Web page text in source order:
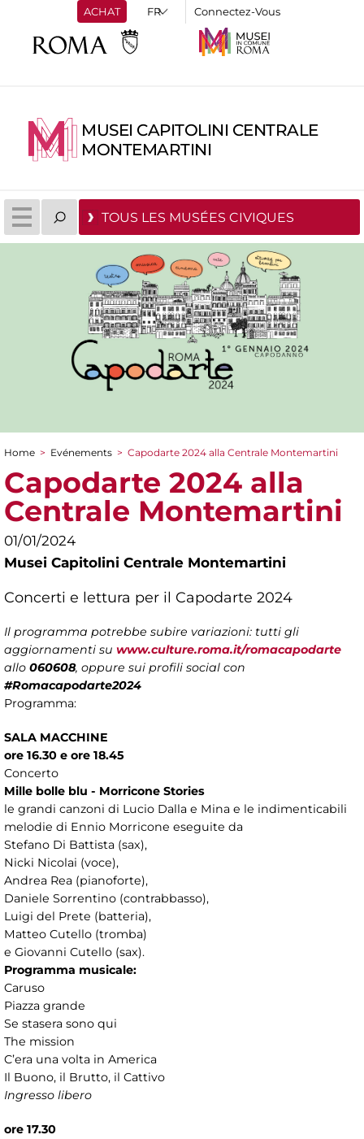
ACHAT Connectez-Vous
MUSEI CAPITOLINI CENTRALE
MONTEMARTINI
TOUS LES MUSÉES CIVIQUES
You are here
Home > Evénements > Capodarte 2024 alla Centrale Montemartini
Capodarte 2024 alla
Centrale Montemartini
01/01/2024
Musei Capitolini Centrale Montemartini
Concerti e lettura per il Capodarte 2024
Il programma potrebbe subire variazioni: tutti gli
aggiornamenti su www.culture.roma.it/romacapodarte
allo 060608, oppure sui profili social con
#Romacapodarte2024
Programma:
SALA MACCHINE
ore 16.30 e ore 18.45
Concerto
Mille bolle blu - Morricone Stories
le grandi canzoni di Lucio Dalla e Mina e le indimenticabili
melodie di Ennio Morricone eseguite da
Stefano Di Battista (sax),
Nicki Nicolai (voce),
Andrea Rea (pianoforte),
Daniele Sorrentino (contrabbasso),
Luigi del Prete (batteria),
Matteo Cutello (tromba)
e Giovanni Cutello (sax).
Programma musicale:
Caruso
Piazza grande
Se stasera sono qui
The mission
C’era una volta in America
Il Buono, il Brutto, il Cattivo
Ingresso libero
ore 17.30